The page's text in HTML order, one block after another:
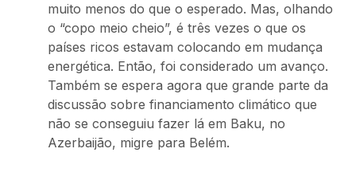
muito menos do que o esperado. Mas, olhando
o “copo meio cheio”, é três vezes o que os
países ricos estavam colocando em mudança
energética. Então, foi considerado um avanço.
Também se espera agora que grande parte da
discussão sobre financiamento climático que
não se conseguiu fazer lá em Baku, no
Azerbaijão, migre para Belém.